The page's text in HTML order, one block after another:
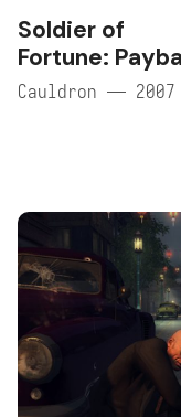
Soldier of
Fortune:
Cauldron — 2007